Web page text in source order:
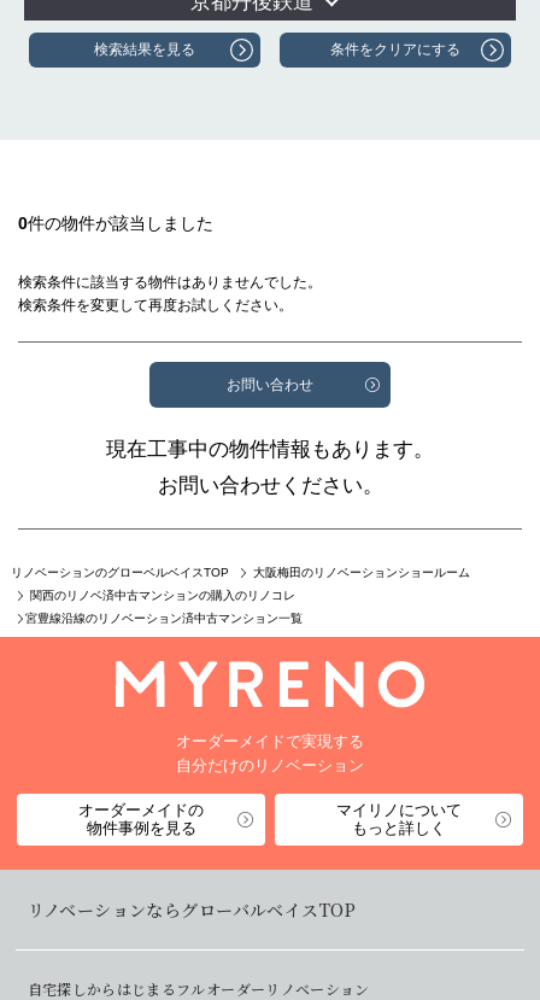
0件の物件が該当しました
検索条件に該当する物件はありませんでした。
検索条件を変更して再度お試しください。
お問い合わせ
現在工事中の物件情報もあります。
お問い合わせください。
リノベーションのグローベルベイスTOP
大阪梅田のリノベーションショールーム
関西のリノベ済中古マンションの購入のリノコレ
宮豊線沿線のリノベーション済中古マンション一覧
オーダーメイドで実現する
自分だけのリノベーション
オーダーメイドの
物件事例を見る
マイリノについて
もっと詳しく
リノベーションならグローバルベイスTOP
自宅探しからはじまるフルオーダーリノベーション